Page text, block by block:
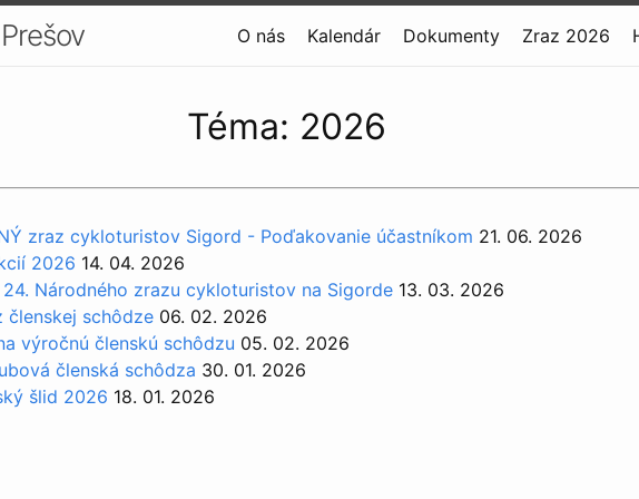
O nás Kalendár Dokumenty Zraz 2026
Téma: 2026
zraz cykloturistov Sigord - Poďakovanie účastníkom 21. 06. 2026
2026 14. 04. 2026
Národného zrazu cykloturistov na Sigorde 13. 03. 2026
členskej schôdze 06. 02. 2026
výročnú členskú schôdzu 05. 02. 2026
členská schôdza 30. 01. 2026
šlid 2026 18. 01. 2026